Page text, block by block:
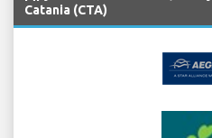
Catania (CTA)